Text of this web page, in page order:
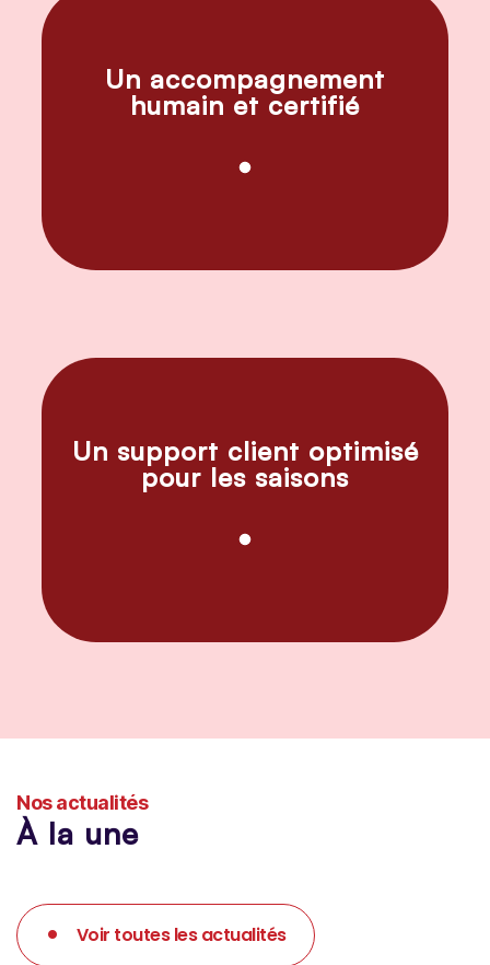
Un accompagnement
humain et certifié
Un support client optimisé
pour les saisons
Nos actualités
À la une
Voir toutes les actualités